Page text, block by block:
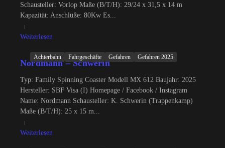
Schausteller: Vorlop Maße (B/T/H): 29/24 x 31,5 x 14 m
Kapazität: Anschlüße: 80Kw Es...
Weiterlesen
Achterbahn Fahrgeschäfte Gefahren Gefahren 2025
Nordmann – Schwerin
Typ: Family Spinning Coaster Modell MX 612 Baujahr: 2025
Hersteller: SBF Visa (I) Homepage / Facebook / Instagram
Name: Nordmann Schausteller: K. Schwerin (Trappenkamp)
Maße (B/T/H): 25 x 15 m...
Weiterlesen